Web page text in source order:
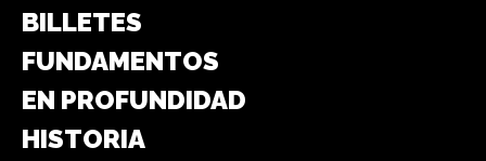
BILLETES
FUNDAMENTOS
EN PROFUNDIDAD
HISTORIA